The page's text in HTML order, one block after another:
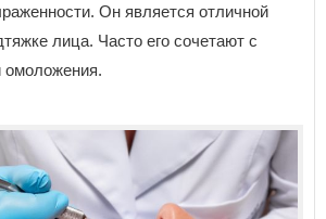
Он является отличной
лица. Часто его сочетают с
омоложения.